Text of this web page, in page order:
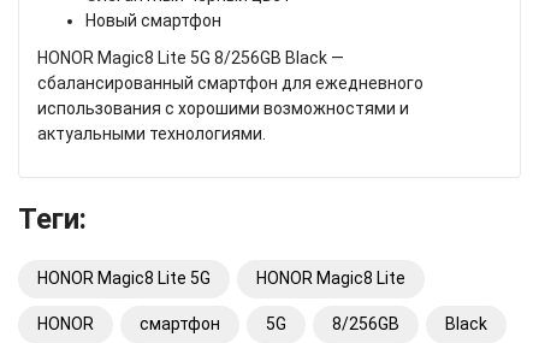
Новый смартфон
HONOR Magic8 Lite 5G 8/256GB Black —
сбалансированный смартфон для ежедневного
использования с хорошими возможностями и
актуальными технологиями.
Теги:
HONOR Magic8 Lite 5G HONOR Magic8 Lite
HONOR смартфон 5G 8/256GB Black